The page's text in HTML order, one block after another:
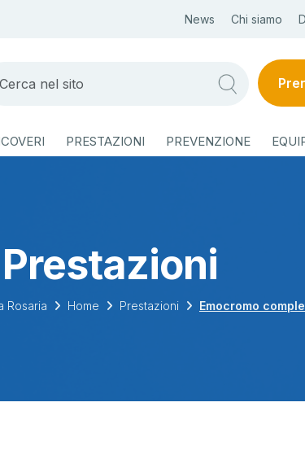
News Chi siamo
PRESTAZIONI PREVENZIONE
Prestazioni
Rosaria Home Prestazioni Emocromo